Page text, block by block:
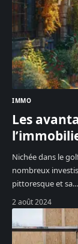
IMMO
Les
Nichée dans le
nombreux
pittoresque et sa…
2 août 2024